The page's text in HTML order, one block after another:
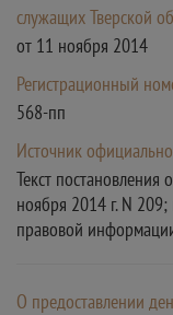
служащих Тверской
от 11 ноября 2014
Регистрационный
568-пп
Источник
Текст постановления
ноября 2014 г. N
правовой
О предоставлении